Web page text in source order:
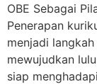
OBE Sebagai
Penerapan
menjadi
mewujudkan
siap